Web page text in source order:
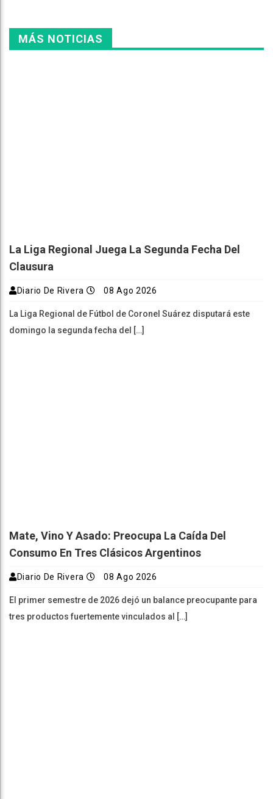
MÁS NOTICIAS
La Liga Regional Juega La Segunda Fecha Del
Clausura
Diario De Rivera 08 Ago 2026
La Liga Regional de Fútbol de Coronel Suárez disputará este
domingo la segunda fecha del […]
Mate, Vino Y Asado: Preocupa La Caída Del
Consumo En Tres Clásicos Argentinos
Diario De Rivera 08 Ago 2026
El primer semestre de 2026 dejó un balance preocupante para
tres productos fuertemente vinculados al […]